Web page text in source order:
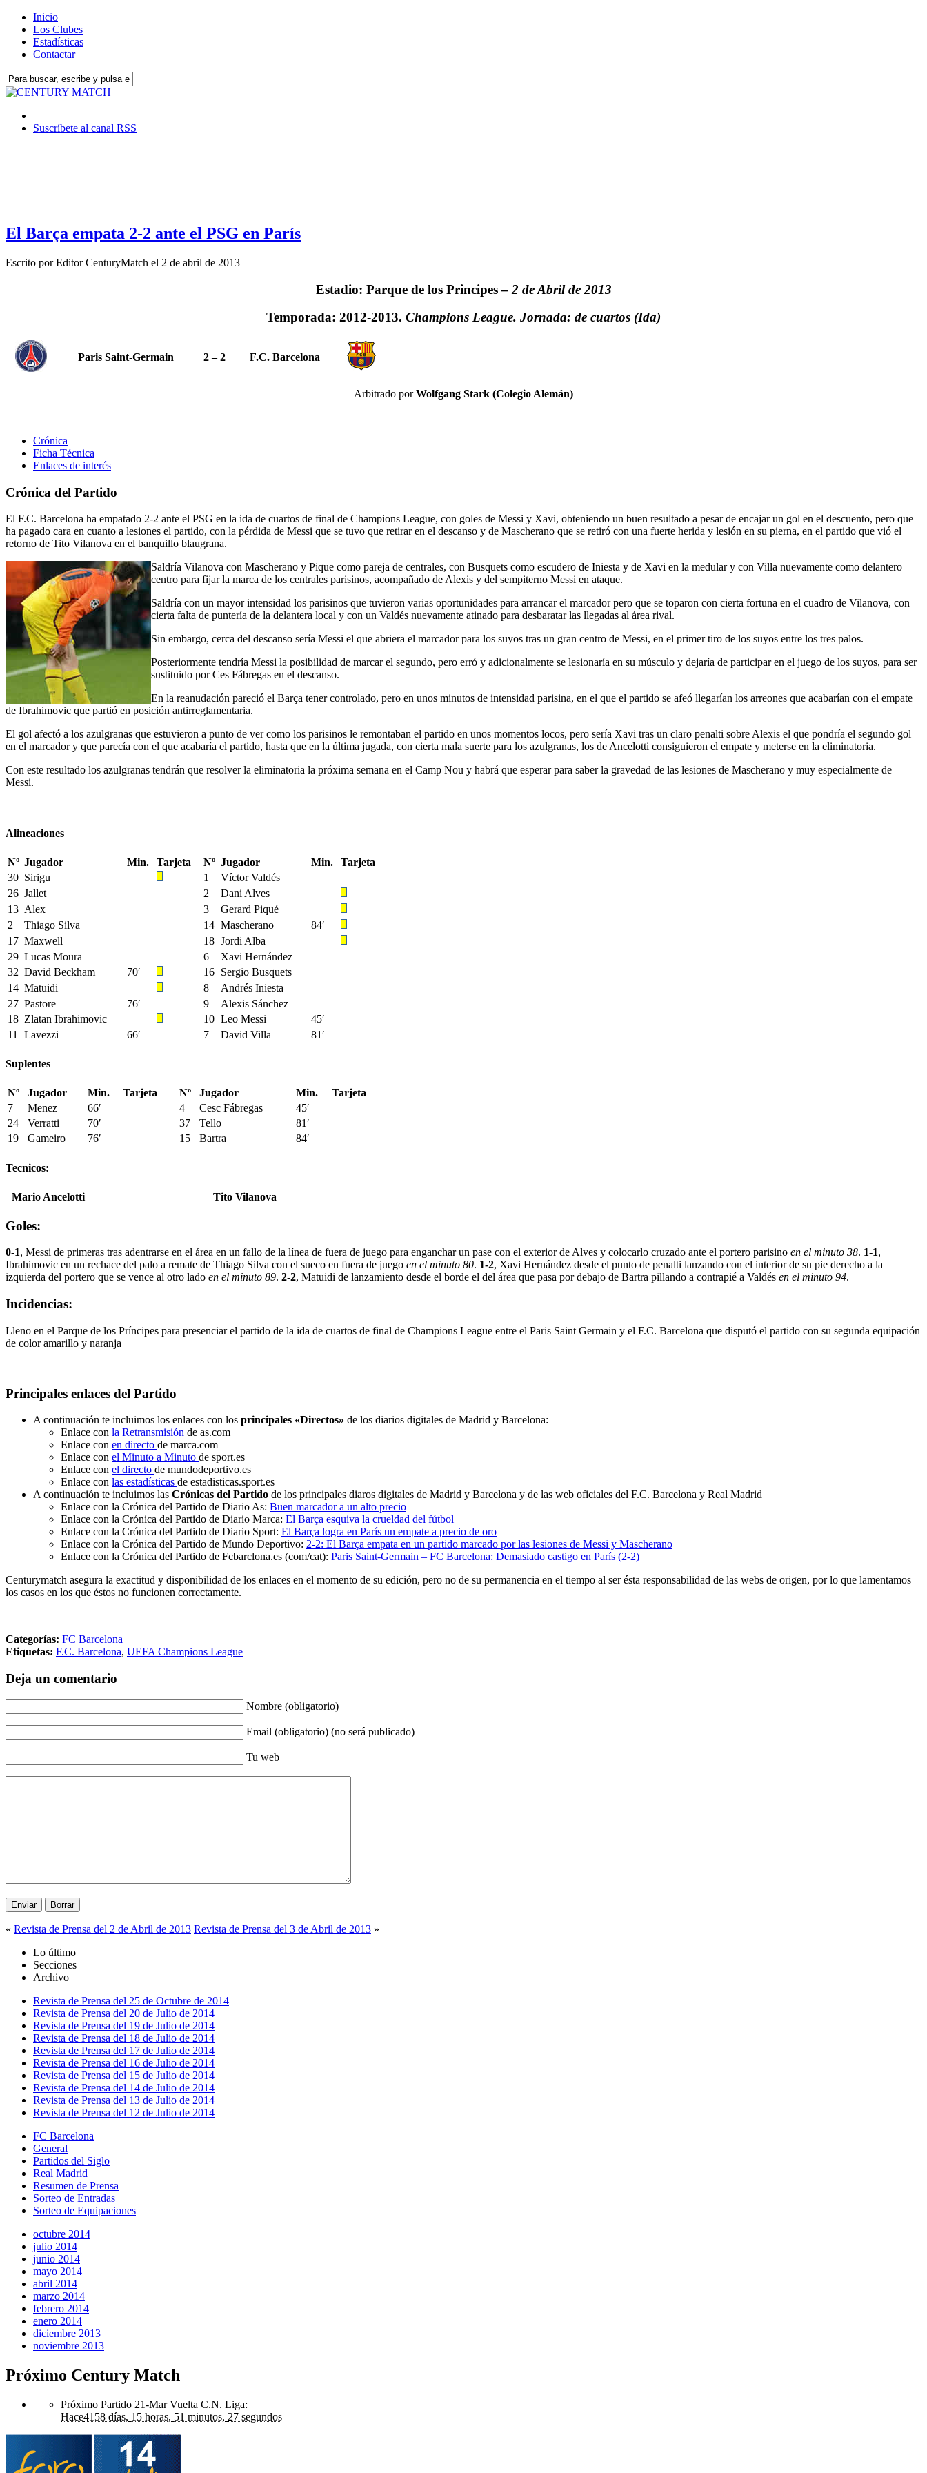
Inicio
Los Clubes
Estadísticas
Contactar
Suscríbete al canal RSS
El Barça empata 2-2 ante el PSG en París
Escrito porEditor CenturyMatch el 2 de abril de 2013
Estadio: Parque de los Principes – 2 de Abril de 2013
Temporada: 2012-2013. Champions League. Jornada: de cuartos (Ida)
Paris Saint-Germain 2 – 2 F.C. Barcelona
Arbitrado porWolfgang Stark (Colegio Alemán)
Crónica
Ficha Técnica
Enlaces de interés
Crónica del Partido
El F.C. Barcelona ha empatado 2-2 ante el PSG en la ida de cuartos de final de Champions League, con goles de Messi y Xavi, obteniendo un buen resultado a pesar de encajar un gol en el descuento, pero que
ha pagado cara en cuanto a lesiones el partido, con la pérdida de Messi que se tuvo que retirar en el descanso y de Mascherano que se retiró con una fuerte herida y lesión en su pierna, en el partido que vió el
retorno de Tito Vilanova en el banquillo blaugrana.
Saldría Vilanova con Mascherano y Pique como pareja de centrales, con Busquets como escudero de Iniesta y de Xavi en la medular y con Villa nuevamente como delantero
centro para fijar la marca de los centrales parisinos, acompañado de Alexis y del sempiterno Messi en ataque.
Saldría con un mayor intensidad los parisinos que tuvieron varias oportunidades para arrancar el marcador pero que se toparon con cierta fortuna en el cuadro de Vilanova, con
cierta falta de puntería de la delantera local y con un Valdés nuevamente atinado para desbaratar las llegadas al área rival.
Sin embargo, cerca del descanso sería Messi el que abriera el marcador para los suyos tras un gran centro de Messi, en el primer tiro de los suyos entre los tres palos.
Posteriormente tendría Messi la posibilidad de marcar el segundo, pero erró y adicionalmente se lesionaría en su músculo y dejaría de participar en el juego de los suyos, para ser
sustituido por Ces Fábregas en el descanso.
En la reanudación pareció el Barça tener controlado, pero en unos minutos de intensidad parisina, en el que el partido se afeó llegarían los arreones que acabarían con el empate
de Ibrahimovic que partió en posición antirreglamentaria.
El gol afectó a los azulgranas que estuvieron a punto de ver como los parisinos le remontaban el partido en unos momentos locos, pero sería Xavi tras un claro penalti sobre Alexis el que pondría el segundo gol
en el marcador y que parecía con el que acabaría el partido, hasta que en la última jugada, con cierta mala suerte para los azulgranas, los de Ancelotti consiguieron el empate y meterse en la eliminatoria.
Con este resultado los azulgranas tendrán que resolver la eliminatoria la próxima semana en el Camp Nou y habrá que esperar para saber la gravedad de las lesiones de Mascherano y muy especialmente de
Messi.
Alineaciones
Nº Jugador Min. Tarjeta Nº Jugador Min.
Tarjeta
30 Sirigu 1
Víctor Valdés
26 Jallet 2
Dani Alves
13 Alex 3
Gerard Piqué
2
Thiago Silva 14 Mascherano
84′
17 Maxwell 18 Jordi Alba
29 Lucas Moura 6
Xavi Hernández
32 David Beckham 70′ 16 Sergio Busquets
14 Matuidi 8
Andrés Iniesta
27 Pastore 76′ 9
Alexis Sánchez
18 Zlatan Ibrahimovic 10 Leo Messi
45′
11
Lavezzi 66′ 7 David Villa 81′
Suplentes
Nº Jugador Min. Tarjeta Nº Jugador Min.
Tarjeta
7
Menez 66′ 4 Cesc Fábregas
45′
24
Verratti 70′ 37 Tello
81′
19
Gameiro 76′ 15 Bartra 84′
Tecnicos:
Mario Ancelotti Tito Vilanova
Goles:
0-1, Messi de primeras tras adentrarse en el área en un fallo de la línea de fuera de juego para enganchar un pase con el exterior de Alves y colocarlo cruzado ante el portero parisino en el minuto 38. 1-1,
Ibrahimovic en un rechace del palo a remate de Thiago Silva con el sueco en fuera de juego en el minuto 80. 1-2, Xavi Hernández desde el punto de penalti lanzando con el interior de su pie derecho a la
izquierda del portero que se vence al otro lado en el minuto 89. 2-2, Matuidi de lanzamiento desde el borde el del área que pasa por debajo de Bartra pillando a contrapié a Valdés en el minuto 94.
Incidencias:
Lleno en el Parque de los Príncipes para presenciar el partido de la ida de cuartos de final de Champions League entre el Paris Saint Germain y el F.C. Barcelona que disputó el partido con su segunda equipación
de color amarillo y naranja
Principales enlaces del Partido
A continuación te incluimos los enlaces con los principales «Directos» de los diarios digitales de Madrid y Barcelona:
Enlace con la Retransmisión de as.com
Enlace con en directo de marca.com
Enlace con el Minuto a Minuto de sport.es
Enlace con el directo de mundodeportivo.es
Enlace con las estadísticas de estadisticas.sport.es
A continuación te incluimos las Crónicas del Partido de los principales diaros digitales de Madrid y Barcelona y de las web oficiales del F.C. Barcelona y Real Madrid
Enlace con la Crónica del Partido de Diario As: Buen marcador a un alto precio
Enlace con la Crónica del Partido de Diario Marca: El Barça esquiva la crueldad del fútbol
Enlace con la Crónica del Partido de Diario Sport: El Barça logra en París un empate a precio de oro
Enlace con la Crónica del Partido de Mundo Deportivo: 2-2: El Barça empata en un partido marcado por las lesiones de Messi y Mascherano
Enlace con la Crónica del Partido de Fcbarclona.es (com/cat): Paris Saint-Germain – FC Barcelona: Demasiado castigo en París (2-2)
Centurymatch asegura la exactitud y disponibilidad de los enlaces en el momento de su edición, pero no de su permanencia en el tiempo al ser ésta responsabilidad de las webs de origen, por lo que lamentamos
los casos en los que éstos no funcionen correctamente.
Categorías: FC Barcelona
Etiquetas: F.C. Barcelona, UEFA Champions League
Deja un comentario
Nombre (obligatorio)
Email (obligatorio) (no será publicado)
Tu web
« Revista de Prensa del 2 de Abril de 2013 Revista de Prensa del 3 de Abril de 2013 »
Lo último
Secciones
Archivo
Revista de Prensa del 25 de Octubre de 2014
Revista de Prensa del 20 de Julio de 2014
Revista de Prensa del 19 de Julio de 2014
Revista de Prensa del 18 de Julio de 2014
Revista de Prensa del 17 de Julio de 2014
Revista de Prensa del 16 de Julio de 2014
Revista de Prensa del 15 de Julio de 2014
Revista de Prensa del 14 de Julio de 2014
Revista de Prensa del 13 de Julio de 2014
Revista de Prensa del 12 de Julio de 2014
FC Barcelona
General
Partidos del Siglo
Real Madrid
Resumen de Prensa
Sorteo de Entradas
Sorteo de Equipaciones
octubre 2014
julio 2014
junio 2014
mayo 2014
abril 2014
marzo 2014
febrero 2014
enero 2014
diciembre 2013
noviembre 2013
Próximo Century Match
Próximo Partido 21-Mar Vuelta C.N. Liga:
Hace4158 días, 15 horas, 51 minutos, 27 segundos